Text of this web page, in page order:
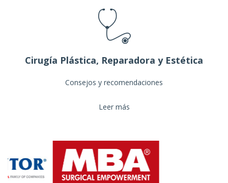
Cirugía Plástica, Reparadora y Estética
Consejos y recomendaciones
Leer más